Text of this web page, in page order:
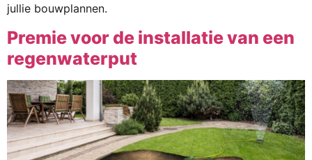
jullie bouwplannen.
Premie voor de installatie van een
regenwaterput